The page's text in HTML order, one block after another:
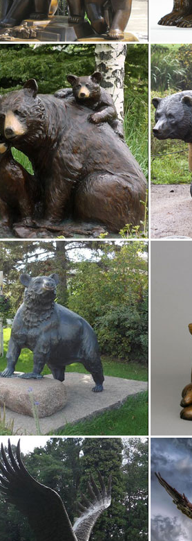
– продажа статуэток времен СССР:
в качестве символа мещанства,
расположение
самыми разнообразными. Собака
на вид и несут счастье и
сотрудникам.Все до 300 рублей.
Сэр Уильям". E91621.
сувенир собачка к 2018 году
материалов с ktototam.ru
мраморная крошка. Производство:
Серый…
— позволил автору подчеркнуть
размеров у большинства
недорого оптом.
не затеряется среди прочих
не оставят равнодушным никого.
Собаки…
Символ 2018.По умолчанию
фигурок "Собаки" №JY0708.